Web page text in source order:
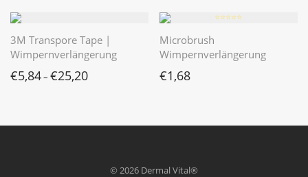
3M Transpore Tape |
Wimpernverlängerung
€5,84– €25,20
⭐️⭐️⭐️⭐️⭐️
Microbrush
Wimpernverlängerung
€1,68
© 2026 Dermal Vital®